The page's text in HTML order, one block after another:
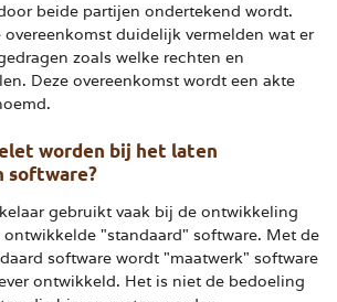
beide partijen ondertekend wordt.
overeenkomst duidelijk vermelden wat er
zoals welke rechten en
Deze overeenkomst wordt een akte
worden bij het laten
software?
gebruikt vaak bij de ontwikkeling
"standaard" software. Met de
software wordt "maatwerk" software
ontwikkeld. Het is niet de bedoeling